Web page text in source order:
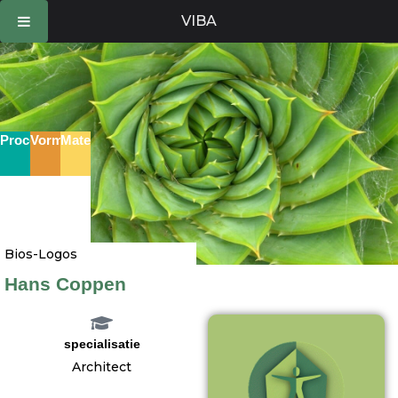
VIBA
de
inhoud
ProcesVormMaterie
Bios-Logos
Hans Coppen
specialisatie
Architect